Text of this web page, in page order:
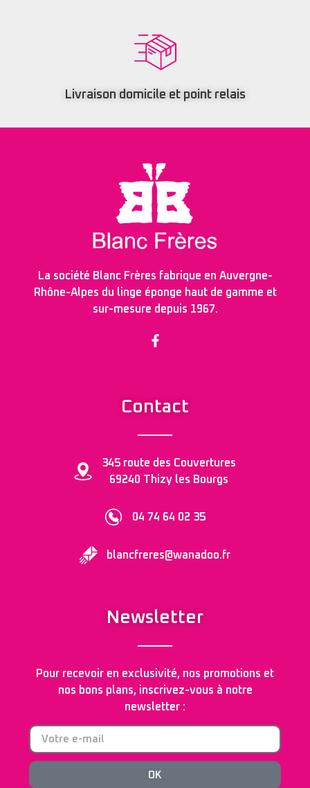
Livraison domicile et point relais
La société Blanc Frères fabrique en Auvergne-
Rhône-Alpes du linge éponge haut de gamme et
sur-mesure depuis 1967.
Contact
345 route des Couvertures
69240 Thizy les Bourgs
04 74 64 02 35
blancfreres@wanadoo.fr
Newsletter
Pour recevoir en exclusivité, nos promotions et
nos bons plans, inscrivez-vous à notre
newsletter :
OK